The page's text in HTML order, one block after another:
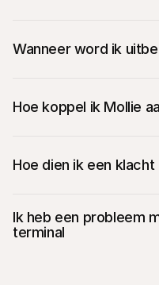
Wanneer word ik
Hoe koppel ik Mollie
Hoe dien ik een klacht
Ik heb een probleem
terminal